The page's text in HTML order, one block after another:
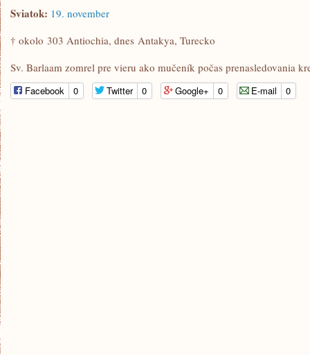
Sviatok: 19. november
† okolo 303 Antiochia, dnes Antakya, Turecko
Sv. Barlaam zomrel pre vieru ako mučeník počas prenasledovania
Facebook 0 Twitter 0 Google+ 0 E-mail 0